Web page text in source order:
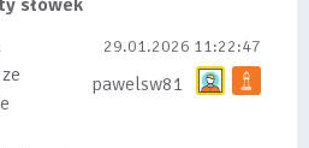
słówek
29.01.2026 11:22:47
pawelsw81